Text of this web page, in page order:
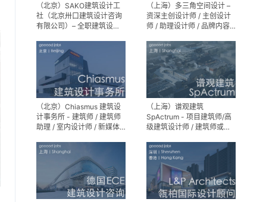
（北京）SAKO建筑设计工
社（北京卅口建筑设计咨询
有限公司）– 全职建筑设计
（上海）多三角空间设计 –
资深主创设计师 / 主创设计
师 / 助理设计师 / 品牌内容
（北京）Chiasmus 建筑设
计事务所 - 建筑师 / 建筑师
助理 / 室内设计师 / 新媒体
（上海）谱观建筑
SpActrum - 项目建筑师/高
级建筑设计师 / 建筑师或助
媒体助理 / 实习生（建筑设
计/媒体，长期有效）